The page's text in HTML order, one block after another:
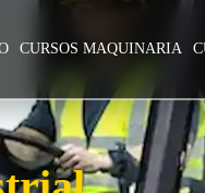
CURSOS MAQUINARIA